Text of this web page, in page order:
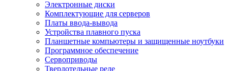
Электронные диски
Комплектующие для серверов
Платы ввода-вывода
Устройства плавного пуска
Планшетные компьютеры и защищенные ноутбуки
Программное обеспечение
Сервоприводы
Твердотельные реле